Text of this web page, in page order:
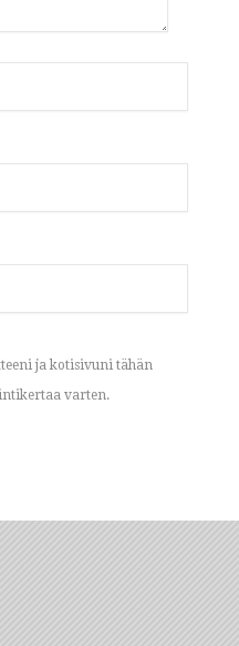
ja kotisivuni tähän
varten.